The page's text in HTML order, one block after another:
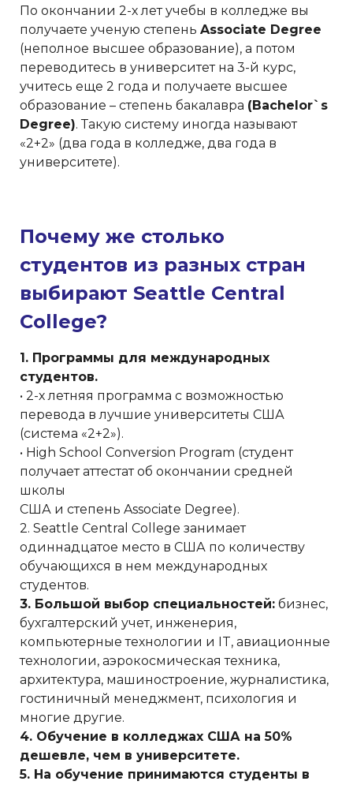
По окончании 2-х лет учебы в колледже вы
получаете ученую степень Associate Degree
(неполное высшее образование), а потом
переводитесь в университет на 3-й курс,
учитесь еще 2 года и получаете высшее
образование – степень бакалавра (Bachelor`s
Degree). Такую систему иногда называют
«2+2» (два года в колледже, два года в
университете).
Почему же столько
студентов из разных стран
выбирают Seattle Central
College?
1. Программы для международных
студентов.
• 2-х летняя программа с возможностью
перевода в лучшие университеты США
(система «2+2»).
• High School Conversion Program (студент
получает аттестат об окончании средней
школы
США и степень Associate Degree).
2. Seattle Central College занимает
одиннадцатое место в США по количеству
обучающихся в нем международных
студентов.
3. Большой выбор специальностей: бизнес,
бухгалтерский учет, инженерия,
компьютерные технологии и IT, авиационные
технологии, аэрокосмическая техника,
архитектура, машиностроение, журналистика,
гостиничный менеджмент, психология и
многие другие.
4. Обучение в колледжах США на 50%
дешевле, чем в университете.
5. На обучение принимаются студенты в